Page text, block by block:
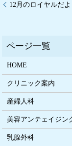
12月のロイヤルだ
HOME
クリニック案内
産婦人科
美容アンテェイジン
乳腺外科